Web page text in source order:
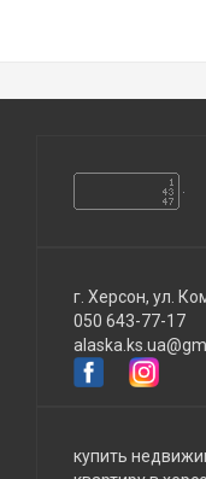
г. Херсон, ул.
050 643-77-17
купить